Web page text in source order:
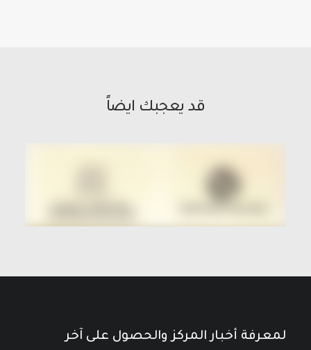
قد يعجبك ايضاً
لمعرفة أخبار المركز والحصول على آخر